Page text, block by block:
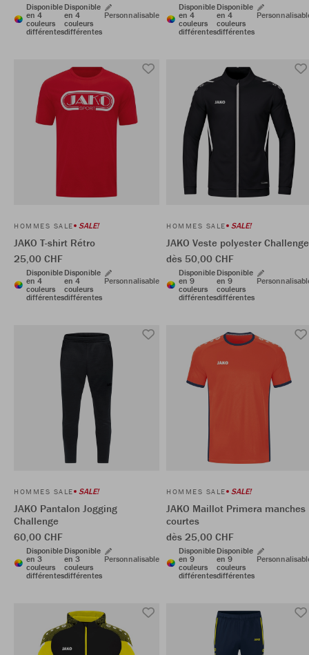
Disponible
en 4
couleurs
différentes
Disponible
en 4
couleurs
différentes
Personnalisable
Disponible
en 4
couleurs
différentes
Disponible
en 4
couleurs
différentes
HOMMES SALE SALE!
JAKO T-shirt Rétro
25,00 CHF
Disponible
en 4
couleurs
différentes
Disponible
en 4
couleurs
différentes
Personnalisable
HOMMES SALE SALE!
JAKO Veste polyester Challenge
dès 50,00 CHF
Disponible
en 9
couleurs
différentes
Disponible
en 9
couleurs
différentes
HOMMES SALE SALE!
JAKO Pantalon Jogging
Challenge
60,00 CHF
Disponible
en 3
couleurs
différentes
Disponible
en 3
couleurs
différentes
Personnalisable
HOMMES SALE SALE!
JAKO Maillot Primera manches
courtes
dès 25,00 CHF
Disponible
en 9
couleurs
différentes
Disponible
en 9
couleurs
différentes